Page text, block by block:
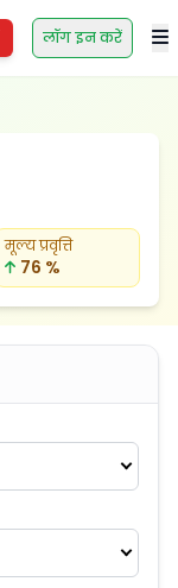
लॉग इन करें
मूल्य प्रवृत्ति
76 %